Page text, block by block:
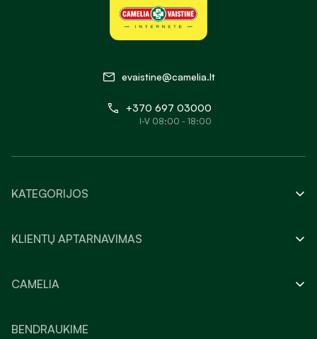
evaistine@camelia.lt
+370 697 03000
I-V 08:00 - 18:00
KATEGORIJOS
KLIENTŲ APTARNAVIMAS
CAMELIA
BENDRAUKIME